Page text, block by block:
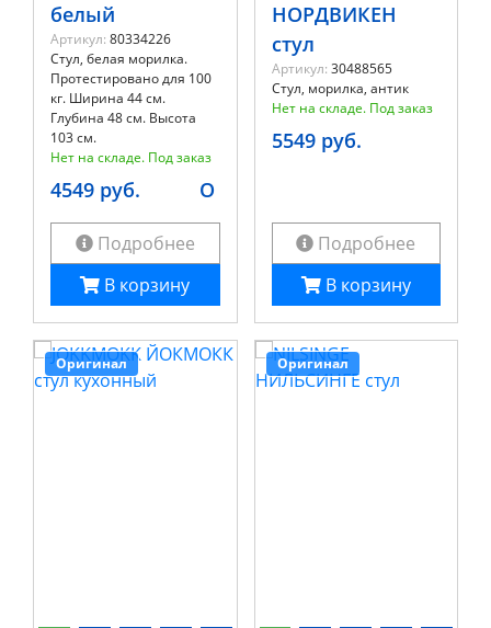
белый
Артикул: 80334226
Стул, белая морилка.
Протестировано для 100
кг. Ширина 44 см.
Глубина 48 см. Высота
103 см.
Нет на складе. Под заказ
4549 руб. O
Подробнее
В корзину
НОРДВИКЕН
стул
Артикул: 30488565
Стул, морилка, антик
Нет на складе. Под заказ
5549 руб.
Подробнее
В корзину
Оригинал Оригинал